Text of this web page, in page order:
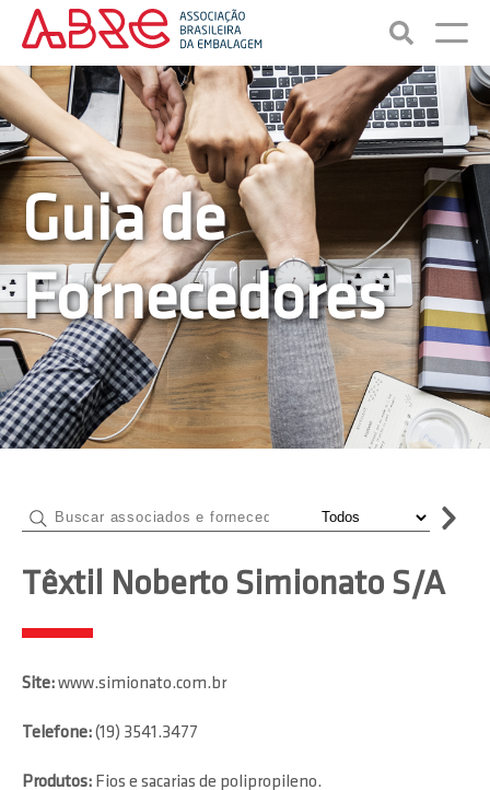
Guia de
Fornecedores
Têxtil Noberto Simionato S/A
Site:www.simionato.com.br
Telefone:(19) 3541.3477
Produtos: Fios e sacarias de polipropileno.